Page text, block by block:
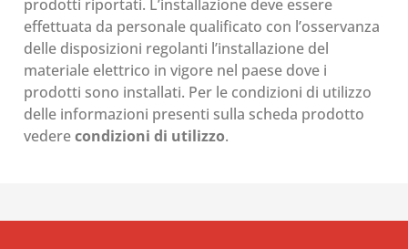
prodotti riportati. L’installazione deve essere
effettuata da personale qualificato con l’osservanza
delle disposizioni regolanti l’installazione del
materiale elettrico in vigore nel paese dove i
prodotti sono installati. Per le condizioni di utilizzo
delle informazioni presenti sulla scheda prodotto
vederecondizioni di utilizzo.